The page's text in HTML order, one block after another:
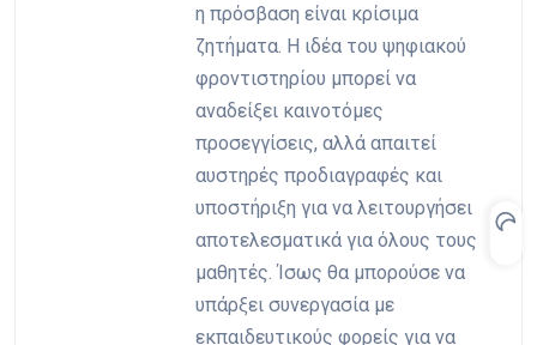
η πρόσβαση είναι κρίσιμα
ζητήματα. Η ιδέα του ψηφιακού
φροντιστηρίου μπορεί να
αναδείξει καινοτόμες
προσεγγίσεις, αλλά απαιτεί
αυστηρές προδιαγραφές και
υποστήριξη για να λειτουργήσει
αποτελεσματικά για όλους τους
μαθητές. Ίσως θα μπορούσε να
υπάρξει συνεργασία με
εκπαιδευτικούς φορείς για να